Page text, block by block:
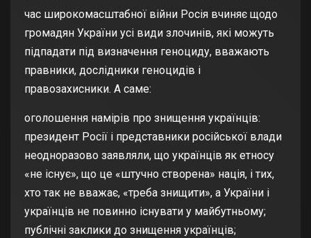
час широкомасштабної війни Росія вчиняє щодо
громадян України усі види злочинів, які можуть
підпадати під визначення геноциду, вважають
правники, дослідники геноцидів і
правозахисники. А саме:
оголошення намірів про знищення українців:
президент Росії і представники російської влади
неодноразово заявляли, що українців як етносу
«не існує», що це «штучно створена» нація, і тих,
хто так не вважає, «треба знищити», а України і
українців не повинно існувати у майбутньому;
публічні заклики до знищення українців;